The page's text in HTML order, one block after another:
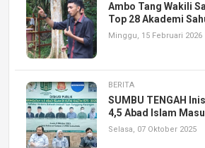
Ambo Tang Wakili
Top 28 Akademi
Minggu, 15 Februari 2026
BERITA
SUMBU TENGAH
4,5 Abad Islam
Selasa, 07 Oktober 2025